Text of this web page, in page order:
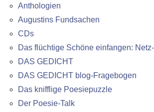
Anthologien
Augustins Fundsachen
CDs
Das flüchtige Schöne einfangen:
DAS GEDICHT
DAS GEDICHT blog-Fragebogen
Das knifflige Poesiepuzzle
Der Poesie-Talk